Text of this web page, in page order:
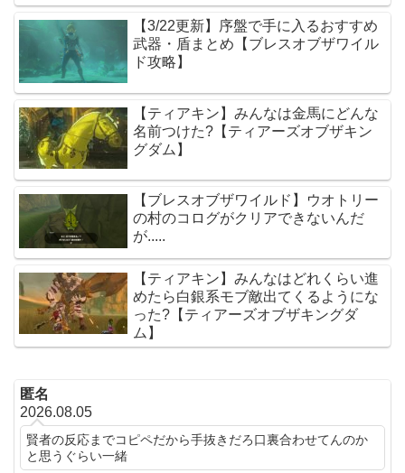
ム】
【3/22更新】序盤で手に入るおすすめ
武器・盾まとめ【ブレスオブザワイル
ド攻略】
【ティアキン】みんなは金馬にどんな
名前つけた?【ティアーズオブザキン
グダム】
【ブレスオブザワイルド】ウオトリー
の村のコログがクリアできないんだ
が.....
【ティアキン】みんなはどれくらい進
めたら白銀系モブ敵出てくるようにな
った?【ティアーズオブザキングダ
ム】
匿名
2026.08.05
賢者の反応までコピペだから手抜きだろ口裏合わせてんのか
と思うぐらい一緒